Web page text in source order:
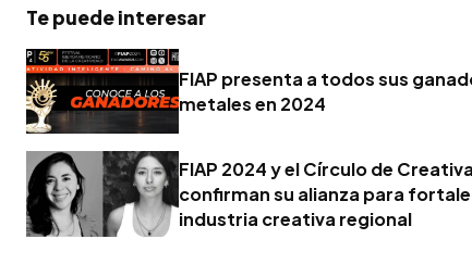
Te puede interesar
FIAP presenta a todos sus
metales en 2024
FIAP 2024 y el Círculo de
confirman su alianza para
industria creativa regional